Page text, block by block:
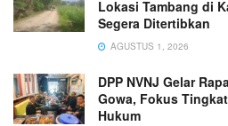
Lokasi Tambang di
Segera Ditertibkan
AGUSTUS 1, 2026
DPP NVNJ Gelar
Gowa, Fokus
Hukum